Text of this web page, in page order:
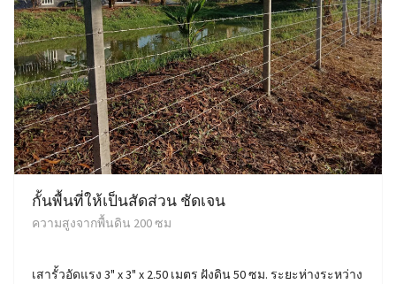
กั้นพื้นที่ให้เป็นสัดส่วน ชัดเจน
ความสูงจากพื้นดิน 200 ซม
เสารั้วอัดแรง 3" x 3" x 2.50 เมตร ฝังดิน 50 ซม. ระยะห่างระหว่าง